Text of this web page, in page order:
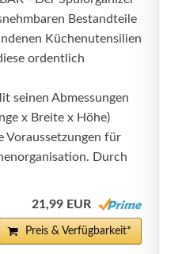
Bestandteile
Küchenutensilien
ordentlich
seinen Abmessungen
x Breite x Höhe)
Voraussetzungen für
Durch
21,99 EUR
Preis & Verfügbarkeit*